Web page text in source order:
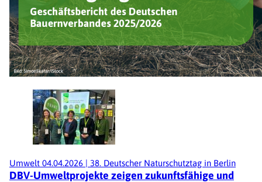
Umwelt 04.04.2026 | 38. Deutscher Naturschutztag in Berlin
DBV-Umweltprojekte zeigen zukunftsfähige und